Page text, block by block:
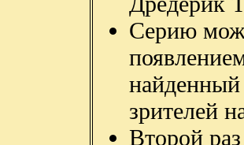
Серию
зрителей
Второй